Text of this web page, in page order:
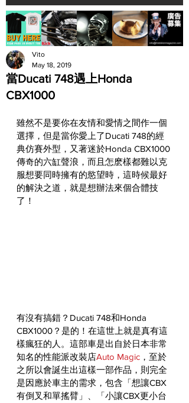
當Ducati 748遇上Honda
CBX1000
Vito
May 18, 2019
雖然不是要你在友情和愛情之間作一個
選擇，但是當你愛上了Ducati 748的經
典仿賽外型，又著迷於Honda CBX1000
傳奇的六缸聲浪，而且怎麽樣都難以克
服想要同時擁有的慾望時，這時候最好
的解決之道，就是想辦法來個合體技
了！
有沒有搞錯？Ducati 748和Honda
CBX1000？是的！在這世上就是真有這
樣瘋狂的人。這部車是出自於日本非常
知名的性能派改裝店Auto Magic ，至於
之所以會誕生出這樣一部作品，則完全
是因應於車主的需求，包含「想讓CBX
有倒叉和單搖臂」、「小讓CBX更小台